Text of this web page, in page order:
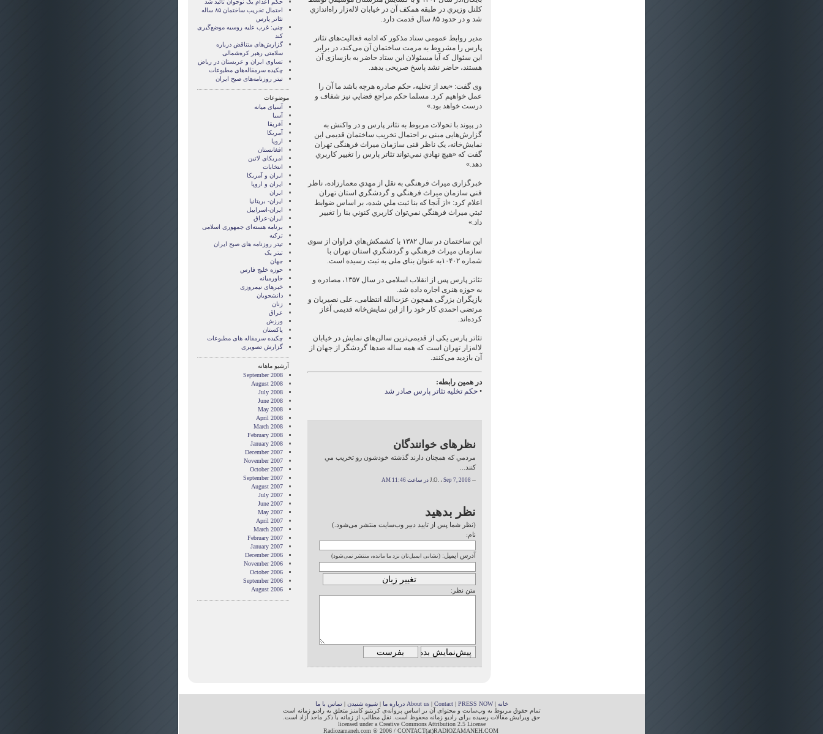
كلنل وزيري در طبقه همكف آن در خيابان لاله‌زار راه‌اندازي
شد و در حدود ۸۵ سال قدمت دارد.
مدیر روابط عمومی ستاد مذکور که ادامه فعالیت‌های تئاتر
پارس را مشروط به مرمت ساختمان آن می‌کند، در برابر
این سئوال که آیا مسئولان این ستاد حاضر به بازسازی آن
هستند، حاضر نشد پاسخ صریحی بدهد.
وی گفت: «بعد از تخليه، حكم صادره هرچه باشد ما آن را
عمل خواهيم كرد. مسلما حكم مراجع قضايي نيز شفاف و
درست خواهد بود.»
در پیوند با تحولات مربوط به تئاتر پارس و در واکنش به
گزارش‌هایی مبنی بر احتمال تخریب ساختمان قدیمی این
نمایش‌خانه، یک ناظر فنی سازمان میراث فرهنگی تهران
گفت که «هيچ نهادي نمي‌تواند تئاتر پارس را تغيير كاربري
دهد.»
خبرگزاری میراث فرهنگی به نقل از مهدي معمارزاده، ناظر
فني سازمان ميراث فرهنگي و گردشگري استان تهران
اعلام کرد: «از آنجا كه بنا ثبت ملي شده، بر اساس ضوابط
ثبتي ميراث فرهنگي نمي‌توان كاربري كنوني بنا را تغيير
داد.»
این ساختمان در سال ۱۳۸۲ با كشمكش‌هاي فراوان از سوی
سازمان ميراث فرهنگي و گردشگري استان تهران با
شماره ۱۰۴۰۲به عنوان بنای ملی به ثبت رسیده است.
تئاتر پارس پس از انقلاب اسلامی در سال ۱۳۵۷، مصادره و
به حوزه هنری اجاره داده شد.
بازیگران بزرگی همچون عزت‌الله انتظامی، علی نصیریان و
مرتضی احمدی کار خود را از این نمایش‌خانه قدیمی آغاز
کرده‌اند.
تئاتر پارس یکی از قدیمی‌ترین سالن‌های نمایش در خیابان
لاله‌زار تهران است که همه ساله صدها گردشگر از جهان از
آن بازدید می‌کنند.
در همین رابطه:
•حکم تخلیه تئاتر پارس صادر شد
نظرهای خوانندگان
مردمي كه همچنان دارند گذشته خودشون رو تخريب مي
كنند...
-- J.O. ، Sep 7, 2008 در ساعت 11:46 AM
نظر بدهید
(نظر شما پس از تایید دبیر وب‌سایت منتشر می‌شود.)
نام:
آدرس ایمیل: (نشانی ایمیل‌تان نزد ما مانده، منتشر نمی‌شود)
متن نظر:
حکم اعدام یک نوجوان تائید شد
احتمال تخریب ساختمان ۸۵ ساله
تئاتر پارس
چنی: غرب علیه روسیه موضع‌گیری
کند
گزارش‌های متناقض درباره
سلامتی رهبر کره‌شمالی
تساوی ایران و عربستان در ریاض
چکیده سرمقاله‌های مطبوعات
تیتر روزنامه‌های صبح ایران
موضوعات
آسيای ميانه
آسیا
آفریقا
آمریکا
اروپا
افغانستان
امریکای لاتین
انتخابات
ايران و آمريکا
ايران و اروپا
ایران
ایران- بریتانیا
ایران-اسراییل
ایران-عراق
برنامه هسته‌ای جمهوری اسلامی
ترکیه
تیتر روزنامه های صبح ایران
تیتر یک
جهان
حوزه خلیج فارس
خاورمیانه
خبرهای نیمروزی
دانشجویان
زنان
عراق
ورزش
پاکستان
چکیده سرمقاله های مطبوعات
گزارش تصويری
آرشیو ماهانه
September 2008
August 2008
July 2008
June 2008
May 2008
April 2008
March 2008
February 2008
January 2008
December 2007
November 2007
October 2007
September 2007
August 2007
July 2007
June 2007
May 2007
April 2007
March 2007
February 2007
January 2007
December 2006
November 2006
October 2006
September 2006
August 2006
خانه |
About us| Contact| PRESS NOW درباره ما |شیوه شنیدن |تماس با ما
تمام حقوق مربوط به وب‌سایت و محتوای آن بر اساس پروانه‌ی کریتیو کامنز متعلق به رادیو زمانه است
حق ویرایش مقالات رسیده برای رادیو زمانه محفوظ است. نقل مطالب از زمانه با ذکر ماخذ آزاد است.
licensed under a Creative Commons Attribution 2.5 License
Radiozamaneh.com ® 2006 / CONTACT(at)RADIOZAMANEH.COM